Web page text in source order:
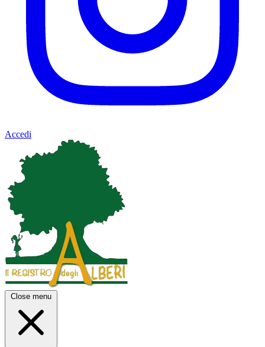
Accedi
Close menu